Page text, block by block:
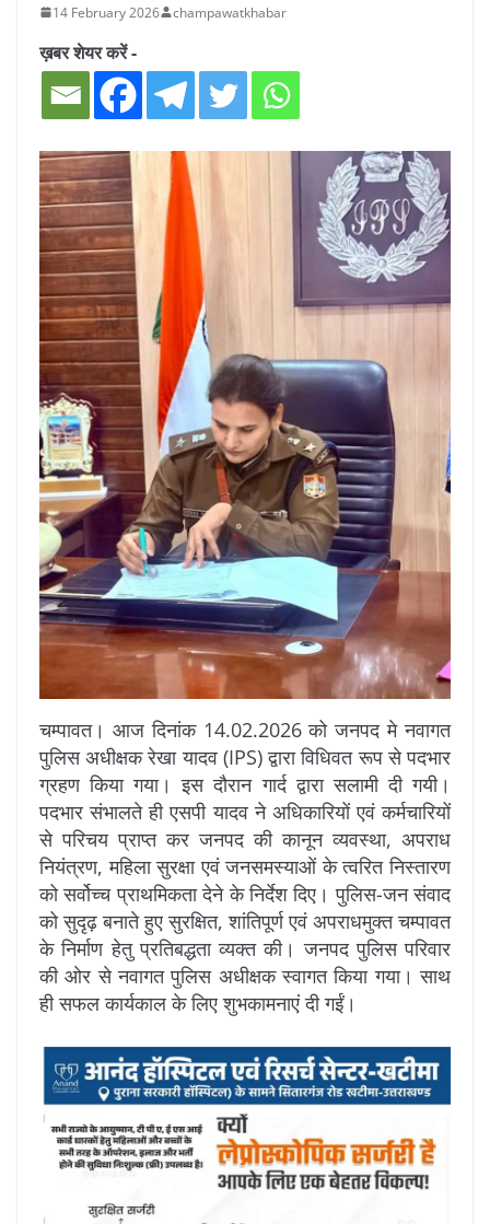
14 February 2026 champawatkhabar
ख़बर शेयर करें -
चम्पावत। आज दिनांक 14.02.2026 को जनपद मे नवागत
पुलिस अधीक्षक रेखा यादव (IPS) द्वारा विधिवत रूप से पदभार
ग्रहण किया गया। इस दौरान गार्द द्वारा सलामी दी गयी।
पदभार संभालते ही एसपी यादव ने अधिकारियों एवं कर्मचारियों
से परिचय प्राप्त कर जनपद की कानून व्यवस्था, अपराध
नियंत्रण, महिला सुरक्षा एवं जनसमस्याओं के त्वरित निस्तारण
को सर्वोच्च प्राथमिकता देने के निर्देश दिए। पुलिस-जन संवाद
को सुदृढ़ बनाते हुए सुरक्षित, शांतिपूर्ण एवं अपराधमुक्त चम्पावत
के निर्माण हेतु प्रतिबद्धता व्यक्त की। जनपद पुलिस परिवार
की ओर से नवागत पुलिस अधीक्षक स्वागत किया गया। साथ
ही सफल कार्यकाल के लिए शुभकामनाएं दी गईं।